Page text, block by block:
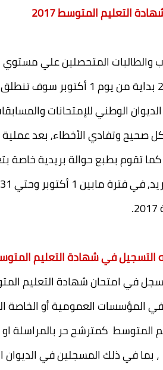
التعليم المتوسط 2017
والطالبات المتحصلين علي
الوطني للإمتحانات
صحيح وتفادي الأخطاء, بعد
كما تقوم بطبع حوالة بريدية
في شهادة التعليم المتوسط
في امتحان شهادة التعليم
المؤسسات العمومية أو
، بما في ذلك المسجلين في الديوان